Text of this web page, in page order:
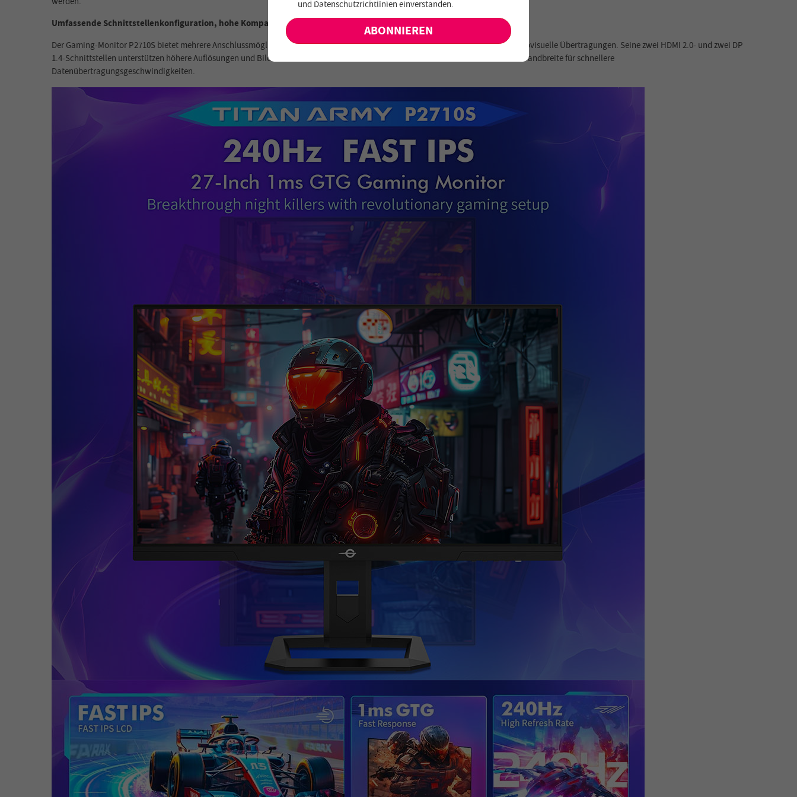
Umfassende Schnittstellenkonfiguration, hohe Kompatibilität
Der Gaming-Monitor P2710S bietet mehrere Anschlussmöglichkeiten für eine zuverlässige Stromversorgung und hochwertige audiovisuelle Übertragungen. Seine zwei HDMI 2.0- und zwei DP
1.4-Schnittstellen unterstützen höhere Auflösungen und Bildwiederholraten sowie verbesserte Audiofunktionen und eine erhöhte Bandbreite für schnellere
Datenübertragungsgeschwindigkeiten.
keine exklusiven Angebote und Neuheiten!
und Datenschutzrichtlinien einverstanden.